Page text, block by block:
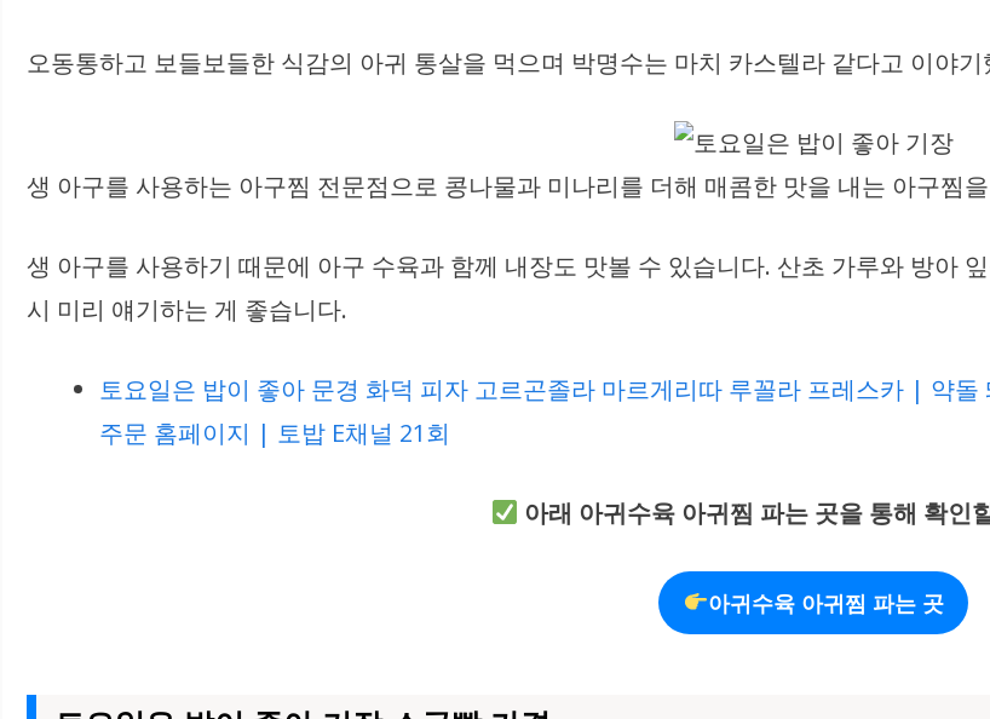
오동통하고 보들보들한 식감의 아귀 통살을 먹으며 박명수는 마치 카스텔라 같다고 이야
생 아구를 사용하는 아구찜 전문점으로 콩나물과 미나리를 더해 매콤한 맛을 내는 아구찜
생 아구를 사용하기 때문에 아구 수육과 함께 내장도 맛볼 수 있습니다. 산초 가루와 방아
시 미리 얘기하는 게 좋습니다.
토요일은 밥이 좋아 문경 화덕 피자 고르곤졸라 마르게리따 루꼴라 프레스카 | 약
주문 홈페이지 | 토밥 E채널 21회
아래 아귀수육 아귀찜 파는 곳을 통해 확인
아귀수육 아귀찜 파는 곳